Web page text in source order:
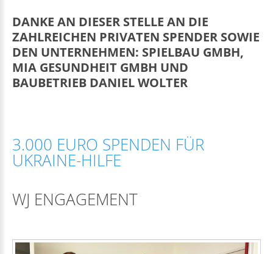
DANKE AN DIESER STELLE AN DIE
ZAHLREICHEN PRIVATEN SPENDER SOWIE
DEN UNTERNEHMEN: SPIELBAU GMBH,
MIA GESUNDHEIT GMBH UND
BAUBETRIEB DANIEL WOLTER
3.000 EURO SPENDEN FÜR
UKRAINE-HILFE
WJ ENGAGEMENT